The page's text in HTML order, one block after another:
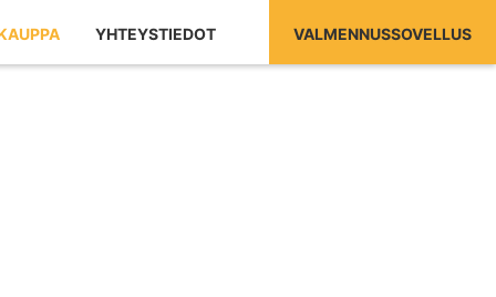
YHTEYSTIEDOT VALMENNUSSOVELLUS